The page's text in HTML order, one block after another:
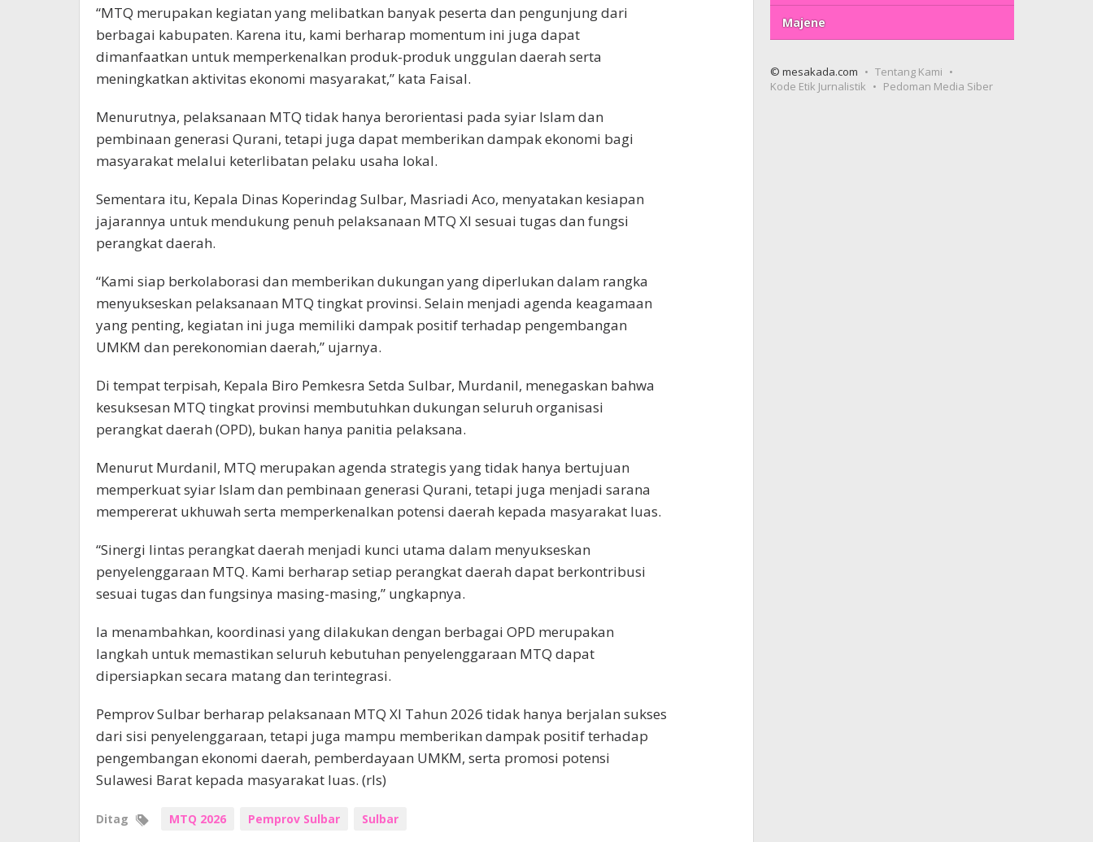
“MTQ merupakan kegiatan yang melibatkan banyak peserta dan pengunjung dari
berbagai kabupaten. Karena itu, kami berharap momentum ini juga dapat
dimanfaatkan untuk memperkenalkan produk-produk unggulan daerah serta
meningkatkan aktivitas ekonomi masyarakat,” kata Faisal.
Menurutnya, pelaksanaan MTQ tidak hanya berorientasi pada syiar Islam dan
pembinaan generasi Qurani, tetapi juga dapat memberikan dampak ekonomi bagi
masyarakat melalui keterlibatan pelaku usaha lokal.
Sementara itu, Kepala Dinas Koperindag Sulbar, Masriadi Aco, menyatakan kesiapan
jajarannya untuk mendukung penuh pelaksanaan MTQ XI sesuai tugas dan fungsi
perangkat daerah.
“Kami siap berkolaborasi dan memberikan dukungan yang diperlukan dalam rangka
menyukseskan pelaksanaan MTQ tingkat provinsi. Selain menjadi agenda keagamaan
yang penting, kegiatan ini juga memiliki dampak positif terhadap pengembangan
UMKM dan perekonomian daerah,” ujarnya.
Di tempat terpisah, Kepala Biro Pemkesra Setda Sulbar, Murdanil, menegaskan bahwa
kesuksesan MTQ tingkat provinsi membutuhkan dukungan seluruh organisasi
perangkat daerah (OPD), bukan hanya panitia pelaksana.
Menurut Murdanil, MTQ merupakan agenda strategis yang tidak hanya bertujuan
memperkuat syiar Islam dan pembinaan generasi Qurani, tetapi juga menjadi sarana
mempererat ukhuwah serta memperkenalkan potensi daerah kepada masyarakat luas.
“Sinergi lintas perangkat daerah menjadi kunci utama dalam menyukseskan
penyelenggaraan MTQ. Kami berharap setiap perangkat daerah dapat berkontribusi
sesuai tugas dan fungsinya masing-masing,” ungkapnya.
Ia menambahkan, koordinasi yang dilakukan dengan berbagai OPD merupakan
langkah untuk memastikan seluruh kebutuhan penyelenggaraan MTQ dapat
dipersiapkan secara matang dan terintegrasi.
Pemprov Sulbar berharap pelaksanaan MTQ XI Tahun 2026 tidak hanya berjalan sukses
dari sisi penyelenggaraan, tetapi juga mampu memberikan dampak positif terhadap
pengembangan ekonomi daerah, pemberdayaan UMKM, serta promosi potensi
Sulawesi Barat kepada masyarakat luas. (rls)
Ditag MTQ 2026 Pemprov Sulbar Sulbar
Majene
© mesakada.com
Tentang Kami
Kode Etik Jurnalistik
Pedoman Media Siber